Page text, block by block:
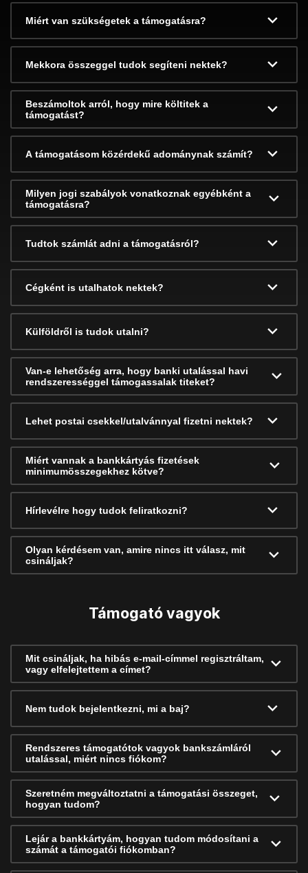
Miért van szükségetek a támogatásra?
Mekkora összeggel tudok segíteni nektek?
Beszámoltok arról, hogy mire költitek a
támogatást?
A támogatásom közérdekű adománynak számít?
Milyen jogi szabályok vonatkoznak egyébként a
támogatásra?
Tudtok számlát adni a támogatásról?
Cégként is utalhatok nektek?
Külföldről is tudok utalni?
Van-e lehetőség arra, hogy banki utalással havi
rendszerességgel támogassalak titeket?
Lehet postai csekkel/utalvánnyal fizetni nektek?
Miért vannak a bankkártyás fizetések
minimumösszegekhez kötve?
Hírlevélre hogy tudok feliratkozni?
Olyan kérdésem van, amire nincs itt válasz, mit
csináljak?
Támogató vagyok
Mit csináljak, ha hibás e-mail-címmel regisztráltam,
vagy elfelejtettem a címet?
Nem tudok bejelentkezni, mi a baj?
Rendszeres támogatótok vagyok bankszámláról
utalással, miért nincs fiókom?
Szeretném megváltoztatni a támogatási összeget,
hogyan tudom?
Lejár a bankkártyám, hogyan tudom módosítani a
számát a támogatói fiókomban?